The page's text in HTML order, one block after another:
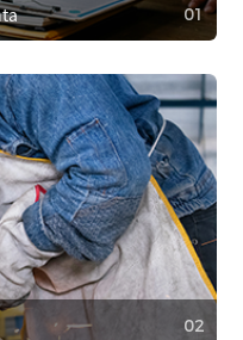
01
01
Postventa
dentro de la garantía
soporte al cliente
de 4 horas para resolver
02